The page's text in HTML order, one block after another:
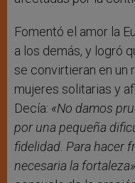
Fomentó el amor la
a los demás, y logró
se convirtieran en un
mujeres solitarias y
Decía: «No damos
por una pequeña
fidelidad. Para hacer
necesaria la